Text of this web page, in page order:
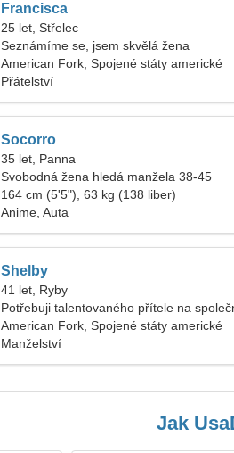
Francisca
25 let, Střelec
Seznámíme se, jsem skvělá žena
American Fork, Spojené státy americké
Přátelství
Socorro
35 let, Panna
Svobodná žena hledá manžela 38-45
164 cm (5'5"), 63 kg (138 liber)
Anime, Auta
Shelby
41 let, Ryby
Potřebuji talentovaného přítele na
vaření
American Fork, Spojené státy americké
Manželství
Jak